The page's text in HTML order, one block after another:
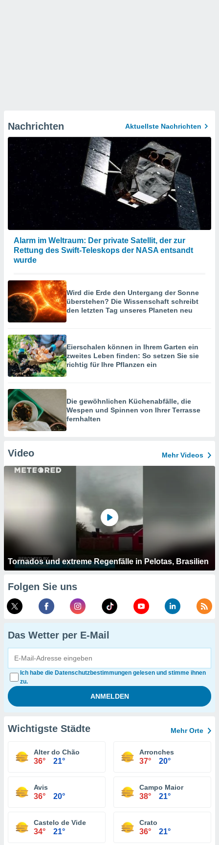
Nachrichten Aktuellste Nachrichten
Alarm im Weltraum: Der private Satellit, der zur
Rettung des Swift-Teleskops der NASA entsandt
wurde
Wird die Erde den Untergang der Sonne
überstehen? Die Wissenschaft schreibt
den letzten Tag unseres Planeten neu
Eierschalen können in Ihrem Garten ein
zweites Leben finden: So setzen Sie sie
richtig für Ihre Pflanzen ein
Die gewöhnlichen Küchenabfälle, die
Wespen und Spinnen von Ihrer Terrasse
fernhalten
Video Mehr Videos
Tornados und extreme Regenfälle in Pelotas, Brasilien
Folgen Sie uns
Das Wetter per E-Mail
Ich habe die Datenschutzbestimmungen gelesen und stimme ihnen
zu.
Wichtigste Städte Mehr Orte
Alter do Chão
36° 21°
Arronches
37° 20°
Avis
36° 20°
Campo Maior
38° 21°
Castelo de Vide
34° 21°
Crato
36° 21°